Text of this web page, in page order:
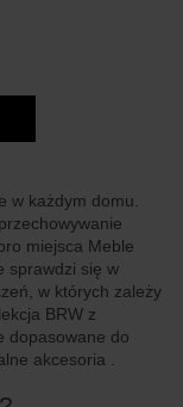
w każdym domu.
miejsca Meble
sprawdzi się w
w których zależy
BRW z
dopasowane do
akcesoria .